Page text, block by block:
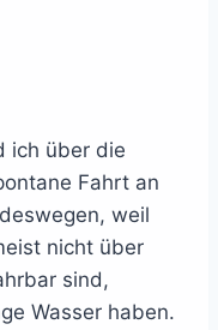
ich über die
Fahrt an
weil
nicht über
sind,
Wasser haben.